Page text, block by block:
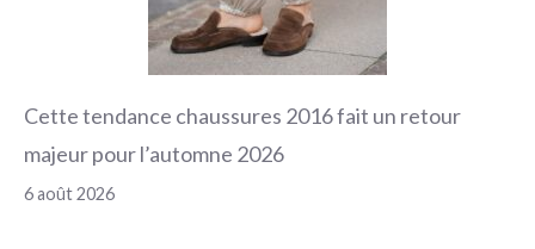
Cette tendance chaussures 2016 fait un retour
majeur pour l’automne 2026
6 août 2026